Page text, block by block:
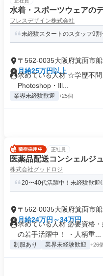
水着・スポーツウェアの
フレスデザイン株式会社
未経験スタートのスタッフ9
〒562-0035大阪府箕面市
月給25万円以上
求めている人材 ☆学歴不
Photoshop・Ill...
業界未経験歓迎 +25個
正社員
医薬品配送コンシェルジュ
株式会社グッドロジ
20〜40代活躍中！未経験歓
〒562-0035大阪府箕面市
月給24万円～34万円
求めている人材 必要資格
の若手活躍中！ ・人柄重...
制服あり 業界未経験歓迎 +26